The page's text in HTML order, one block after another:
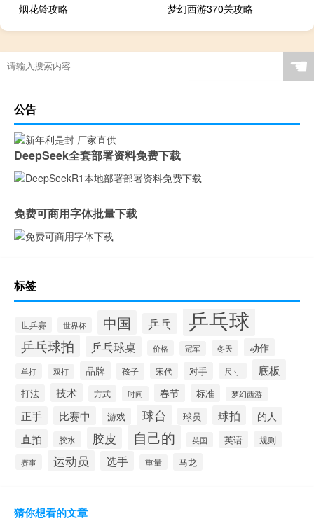
烟花铃攻略
梦幻西游370关攻略
灼热的乒乓球娘第二季
☚
公告
DeepSeek全套部署资料免费下载
免费可商用字体批量下载
标签
世乒赛 世界杯 中国 乒乓 乒乓球
乒乓球拍 乒乓球桌 价格 冠军 冬天 动作
单打 双打 品牌 孩子 宋代 对手 尺寸 底板
打法 技术 方式 时间 春节 标准 梦幻西游
正手 比赛中 游戏 球台 球员 球拍 的人
直拍 胶水 胶皮 自己的 英国 英语 规则
赛事 运动员 选手 重量 马龙
猜你想看的文章